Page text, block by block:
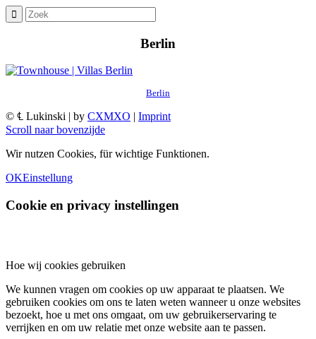
Berlin
Berlin
© ℄ Lukinski | by CXMXO | Imprint
Scroll naar bovenzijde
Wir nutzen Cookies, für wichtige Funktionen.
OKEinstellung
Cookie en privacy instellingen
Hoe wij cookies gebruiken
We kunnen vragen om cookies op uw apparaat te plaatsen. We
gebruiken cookies om ons te laten weten wanneer u onze websites
bezoekt, hoe u met ons omgaat, om uw gebruikerservaring te
verrijken en om uw relatie met onze website aan te passen.